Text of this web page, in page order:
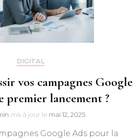
DIGITAL
vos campagnes Google
premier lancement ?
mis à jour le mai 12, 2025
Google Ads pour la